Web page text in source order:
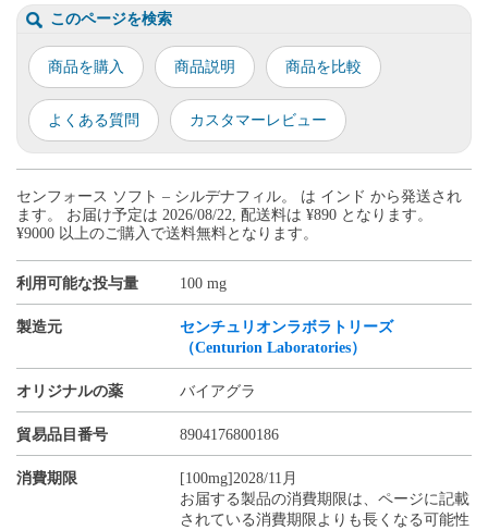
このページを検索
商品を購入 商品説明 商品を比較
よくある質問 カスタマーレビュー
センフォース ソフト – シルデナフィル。 は インド から発送され
ます。 お届け予定は 2026/08/22, 配送料は ¥890 となります。
¥9000 以上のご購入で送料無料となります。
利用可能な投与量 100 mg
製造元
センチュリオンラボラトリーズ
（Centurion Laboratories）
オリジナルの薬 バイアグラ
貿易品目番号 8904176800186
消費期限
[100mg]2028/11月
お届する製品の消費期限は、ページに記載
されている消費期限よりも長くなる可能性